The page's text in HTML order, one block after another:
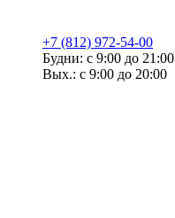
+7 (812) 972-54-00
Будни: с 9:00 до 21:00
Вых.: с 9:00 до 20:00